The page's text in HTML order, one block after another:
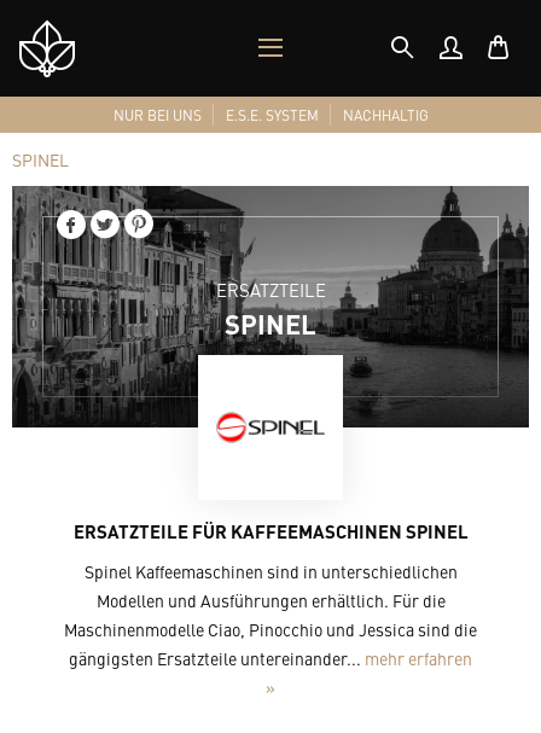
Shop
Logo
MOBILES
MENÜ
NUR BEI UNS E.S.E. SYSTEM NACHHALTIG
SPINEL
ERSATZTEILE
SPINEL
ERSATZTEILE FÜR KAFFEEMASCHINEN SPINEL
Spinel Kaffeemaschinen sind in unterschiedlichen
Modellen und Ausführungen erhältlich. Für die
Maschinenmodelle Ciao, Pinocchio und Jessica sind die
gängigsten Ersatzteile untereinander... mehr erfahren
»